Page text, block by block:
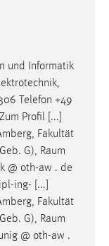
und Informatik
Telefon +49
Profil [...]
Fakultät
G), Raum
@ oth-aw . de
ing- [...]
Fakultät
G), Raum
@ oth-aw .